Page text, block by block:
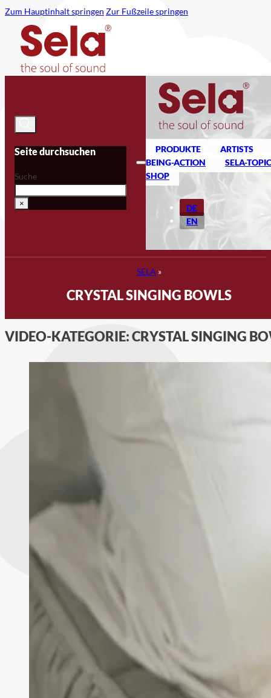
Zum Hauptinhalt springen Zur Fußzeile springen
Seite durchsuchen
Suche
×
PRODUKTE
ARTISTS
BEING-ACTION
SELA-
SHOP
DE
EN
SELA »
CRYSTAL SINGING BOWLS
VIDEO-KATEGORIE:CRYSTAL SINGING